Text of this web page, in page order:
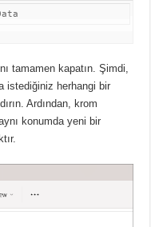
tamamen kapatın.Şimdi,
istediğiniz herhangi bir
Ardından, krom
konumda yeni bir